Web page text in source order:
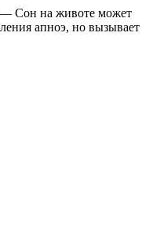
— Сон на животе может
апноэ, но вызывает